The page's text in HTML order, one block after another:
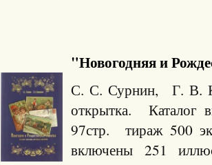
"Новогодняя и
С. С. Сурнин, Г. В.
открытка. Каталог
97стр. тираж 500
включены 251